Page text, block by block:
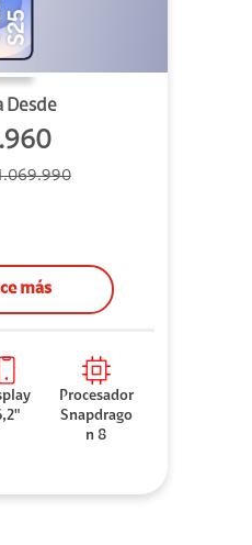
Desde
más
Procesador
Snapdrago
n 8